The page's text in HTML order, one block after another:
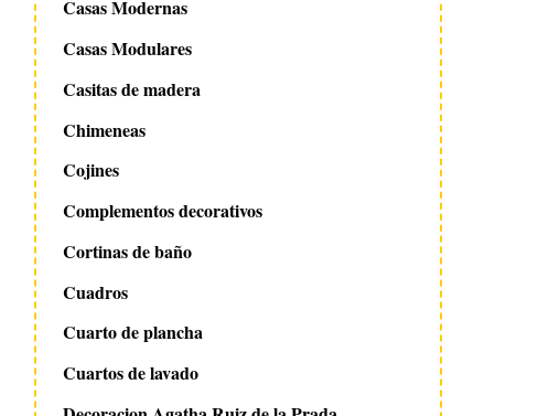
Casas Modernas
Casas Modulares
Casitas de madera
Chimeneas
Cojines
Complementos decorativos
Cortinas de baño
Cuadros
Cuarto de plancha
Cuartos de lavado